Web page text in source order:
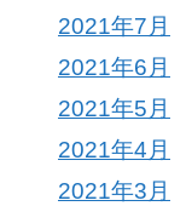
2021年7月
2021年6月
2021年5月
2021年4月
2021年3月